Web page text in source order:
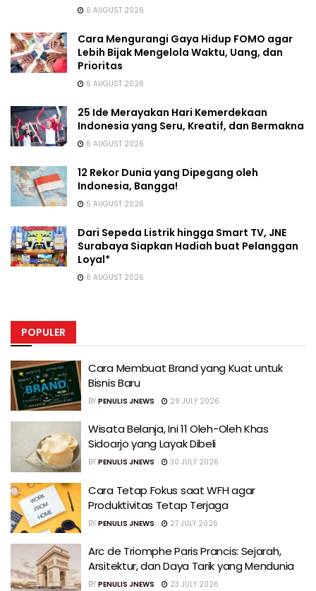
6 AUGUST 2026
Cara Mengurangi Gaya Hidup FOMO agar
Lebih Bijak Mengelola Waktu, Uang, dan
Prioritas
6 AUGUST 2026
25 Ide Merayakan Hari Kemerdekaan
Indonesia yang Seru, Kreatif, dan Bermakna
6 AUGUST 2026
12 Rekor Dunia yang Dipegang oleh
Indonesia, Bangga!
5 AUGUST 2026
Dari Sepeda Listrik hingga Smart TV, JNE
Surabaya Siapkan Hadiah buat Pelanggan
Loyal*
6 AUGUST 2026
POPULER
Cara Membuat Brand yang Kuat untuk
Bisnis Baru
BY PENULIS JNEWS 29 JULY 2026
Wisata Belanja, Ini 11 Oleh-Oleh Khas
Sidoarjo yang Layak Dibeli
BY PENULIS JNEWS 30 JULY 2026
Cara Tetap Fokus saat WFH agar
Produktivitas Tetap Terjaga
BY PENULIS JNEWS 27 JULY 2026
Arc de Triomphe Paris Prancis: Sejarah,
Arsitektur, dan Daya Tarik yang Mendunia
BY PENULIS JNEWS 23 JULY 2026